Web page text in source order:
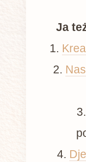
Ja
1.
2.
3.
4.